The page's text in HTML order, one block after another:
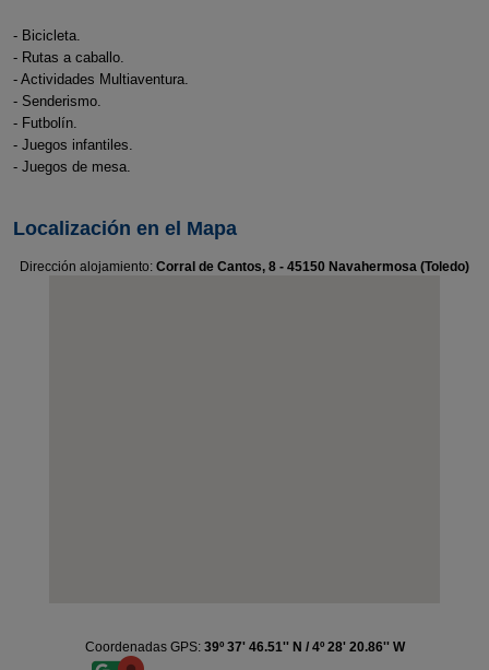
- Bicicleta.
- Rutas a caballo.
- Actividades Multiaventura.
- Senderismo.
- Futbolín.
- Juegos infantiles.
- Juegos de mesa.
Localización en el Mapa
Dirección alojamiento: Corral de Cantos, 8 - 45150 Navahermosa (Toledo)
Coordenadas GPS: 39º 37' 46.51'' N / 4º 28' 20.86'' W